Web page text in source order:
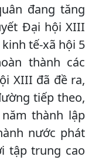
đang tăng
Đại hội XIII
tế-xã hội 5
thành các
XIII đã đề ra,
tiếp theo,
thành lập
nước phát
tập trung cao